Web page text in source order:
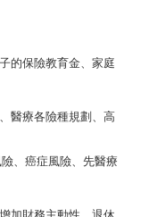
的保險教育金、家庭
醫療各險種規劃、高
險、先醫療